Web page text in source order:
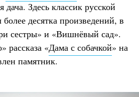
Здесь классик русской
десятка произведений, в
сестры» и «Вишнёвый сад».
рассказа «Дама с собачкой» на
памятник.